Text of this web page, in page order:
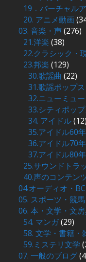
19．バーチャル
20. アニメ動画
03. 音楽・声(276)
21.洋楽 (38)
22.クラシック・
23.邦楽 (129)
30.歌謡曲 (22)
31.歌謡ポップス
32.ニューミュ
33.シティポッ
34. アイドル(12)
35.アイドル60
36.アイドル70
37.アイドル80
25.サウンドトラ
40.声のコンテン
04.オーディオ・
05. スポーツ・競
06. 本・文学・文
54. マンガ(29)
58. 文学・書籍・
59.ミステリ文学
07. 一般のブログ